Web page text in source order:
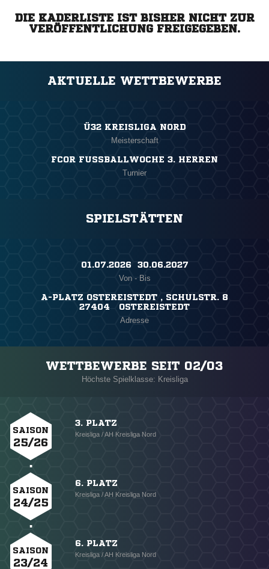
DIE KADERLISTE IST BISHER NICHT ZUR
VERÖFFENTLICHUNG FREIGEGEBEN.
AKTUELLE WETTBEWERBE
Ü32 KREISLIGA NORD
Meisterschaft
FCOR FUSSBALLWOCHE 3. HERREN
Turnier
SPIELSTÄTTEN
01.07.2026 ​ 30.06.2027
Von - Bis
A-PLATZ OSTEREISTEDT , SCHULSTR. 8
27404 OSTEREISTEDT
Adresse
WETTBEWERBE SEIT 02/03
Höchste Spielklasse: Kreisliga
SAISON
25/26
3. PLATZ
Kreisliga / AH Kreisliga Nord
SAISON
24/25
6. PLATZ
Kreisliga / AH Kreisliga Nord
SAISON
23/24
6. PLATZ
Kreisliga / AH Kreisliga Nord